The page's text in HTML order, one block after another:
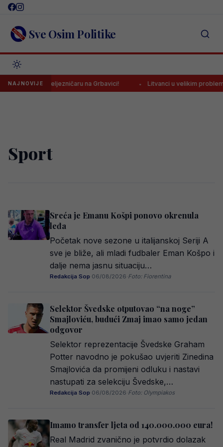
Skip
content Sve Osim Politike
NAJNOVIJE
pobjedu Željezničaru na Grbavici! Litvanci u velikim
Sport
Sreća je Emanu Košpi ponovo okrenula
leđa
Početak nove sezone u italijanskoj Seriji A
sve je bliže, ali mladi fudbaler Eman Košpo i
dalje nema jasnu situaciju…
Redakcija Sop·06/08/2026·Foto: Fiorentina
Selektor Švedske otputovao “na noge”
Smajloviću, budući Zmaj imao samo jedan
odgovor
Selektor reprezentacije Švedske Graham
Potter navodno je pokušao uvjeriti Zinedina
Smajlovića da promijeni odluku i nastavi
nastupati za selekciju Švedske,…
Redakcija Sop·06/08/2026·Foto: Olympiakos
Imamo transfer ljeta od 140.000.000 eura!
Real Madrid zvanično je potvrdio dolazak